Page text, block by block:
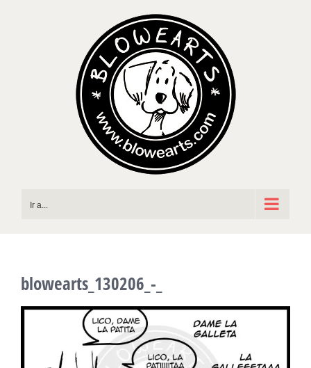
Ir a...
blowearts_130206_-_